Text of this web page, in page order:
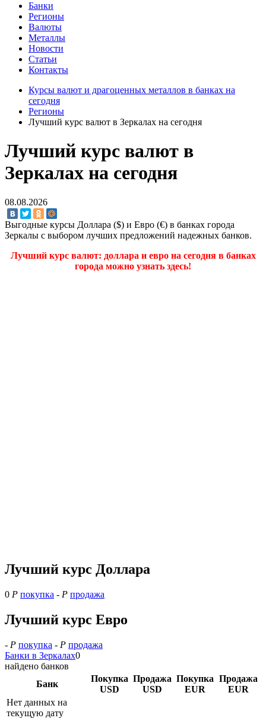
Банки
Регионы
Валюты
Металлы
Новости
Статьи
Контакты
Курсы валют и драгоценных металлов в банках на
сегодня
Регионы
Лучший курс валют в Зеркалах на сегодня
Лучший курс валют в
Зеркалах на сегодня
08.08.2026
Выгодные курсы Доллара ($) и Евро (€) в банках города
Зеркалы с выбором лучших предложений надежных банков.
Лучший курс валют: доллара и евро на сегодня в банках
города можно узнать здесь!
Лучший курс Доллара
0 Р покупка - Р продажа
Лучший курс Евро
- Р покупка - Р продажа
Банки в Зеркалах0
найдено банков
Банк
Покупка
USD
Продажа
USD
Покупка
EUR
Продажа
EUR
Нет данных на
текущую дату